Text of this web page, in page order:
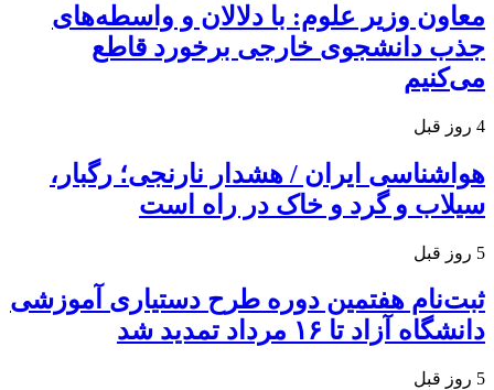
معاون وزیر علوم: با دلالان و واسطه‌های
جذب دانشجوی خارجی برخورد قاطع
می‌کنیم
4 روز قبل
هواشناسی ایران / هشدار نارنجی؛ رگبار،
سیلاب و گرد و خاک در راه است
5 روز قبل
ثبت‌نام هفتمین دوره طرح دستیاری آموزشی
دانشگاه آزاد تا ۱۶ مرداد تمدید شد
5 روز قبل